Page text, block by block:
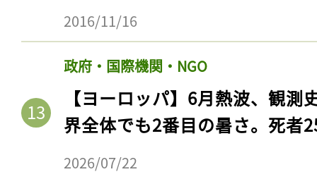
2016/11/16
政府・国際機関・NGO
【ヨーロッパ】6月熱波、観
界全体でも2番目の暑さ。死者
2026/07/22 会員登録